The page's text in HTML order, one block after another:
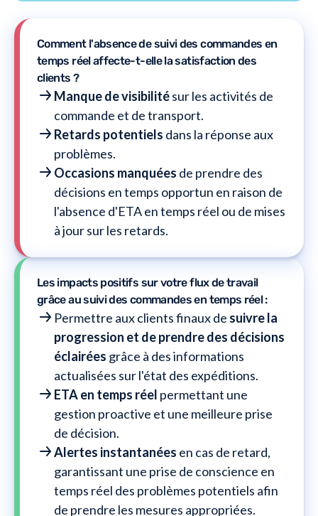
Comment l'absence de suivi des commandes en
temps réel affecte-t-elle la satisfaction des
clients ?
Manque de visibilitésur les activités de
commande et de transport.
Retards potentiels dans la réponse aux
problèmes.
Occasions manquées de prendre des
décisions en temps opportun en raison de
l'absence d'ETA en temps réel ou de mises
à jour sur les retards.
Les impacts positifs sur votre flux de travail
grâce au suivi des commandes en temps réel :
Permettre aux clients finaux de suivre la
progression et de prendre des décisions
éclairées grâce à des informations
actualisées sur l'état des expéditions.
ETA en temps réel permettant une
gestion proactive et une meilleure prise
de décision.
Alertes instantanées en cas de retard,
garantissant une prise de conscience en
temps réel des problèmes potentiels afin
de prendre les mesures appropriées.